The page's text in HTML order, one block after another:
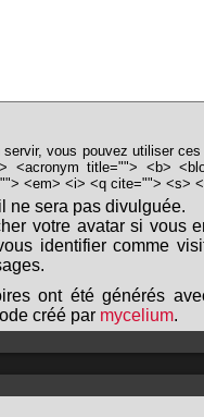
vous pouvez utiliser
<acronym title=""> <b>
<em> <i> <q cite=""> <s>
ne sera pas divulguée.
votre avatar si vous
identifier comme
ont été générés
créé par mycelium.